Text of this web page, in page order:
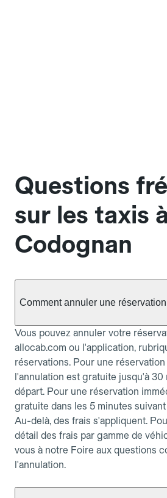
Questions
sur les taxis
Codognan
Comment annuler une
Vous pouvez annuler votre
allocab.com ou l'application,
réservations. Pour une réservation
l'annulation est gratuite jusqu'à 30
départ. Pour une réservation
gratuite dans les 5 minutes
Au-delà, des frais s'appliquent.
détail des frais par gamme de
vous à notre Foire aux questions
l'annulation.